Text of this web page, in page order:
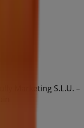
Marketing S.L.U. –